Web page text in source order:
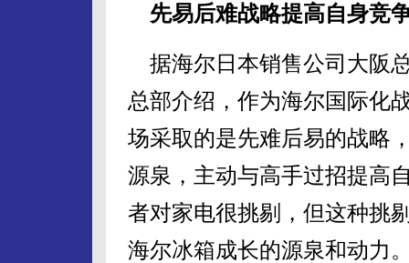
先易后难战略提高自身竞
据海尔日本销售公司大阪
总部介绍，作为海尔国际化
场采取的是先难后易的战略
源泉，主动与高手过招提高
者对家电很挑剔，但这种挑
海尔冰箱成长的源泉和动力